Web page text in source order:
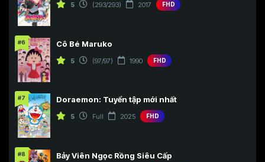
5 (293/293) 2017 FHD
#6 Cô Bé Maruko
5 (97/97) 1990 FHD
#7 Doraemon: Tuyển tập mới nhất
5 Full 2025 FHD
#8 Bảy Viên Ngọc Rồng Siêu Cấp